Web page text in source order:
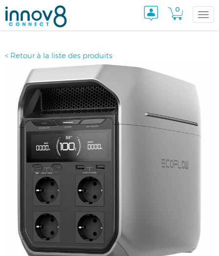
0
< Retour à la liste des produits